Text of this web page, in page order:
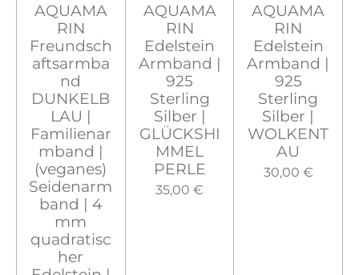
AQUAMA
RIN
Freundsch
aftsarmba
nd
DUNKELB
LAU |
Familienar
mband |
(veganes)
Seidenarm
band | 4
mm
quadratisc
her
AQUAMA
RIN
Edelstein
Armband |
925
Sterling
Silber |
GLÜCKSHI
MMEL
PERLE
35,00 €
AQUAMA
RIN
Edelstein
Armband |
925
Sterling
Silber |
WOLKENT
AU
30,00 €